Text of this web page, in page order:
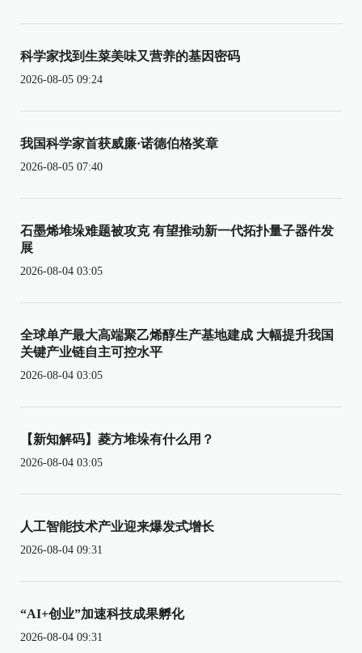
科学家找到生菜美味又营养的基因密码
2026-08-05 09:24
我国科学家首获威廉·诺德伯格奖章
2026-08-05 07:40
石墨烯堆垛难题被攻克 有望推动新一代拓扑量子器件发
展
2026-08-04 03:05
全球单产最大高端聚乙烯醇生产基地建成 大幅提升我国
关键产业链自主可控水平
2026-08-04 03:05
【新知解码】菱方堆垛有什么用？
2026-08-04 03:05
人工智能技术产业迎来爆发式增长
2026-08-04 09:31
“AI+创业”加速科技成果孵化
2026-08-04 09:31